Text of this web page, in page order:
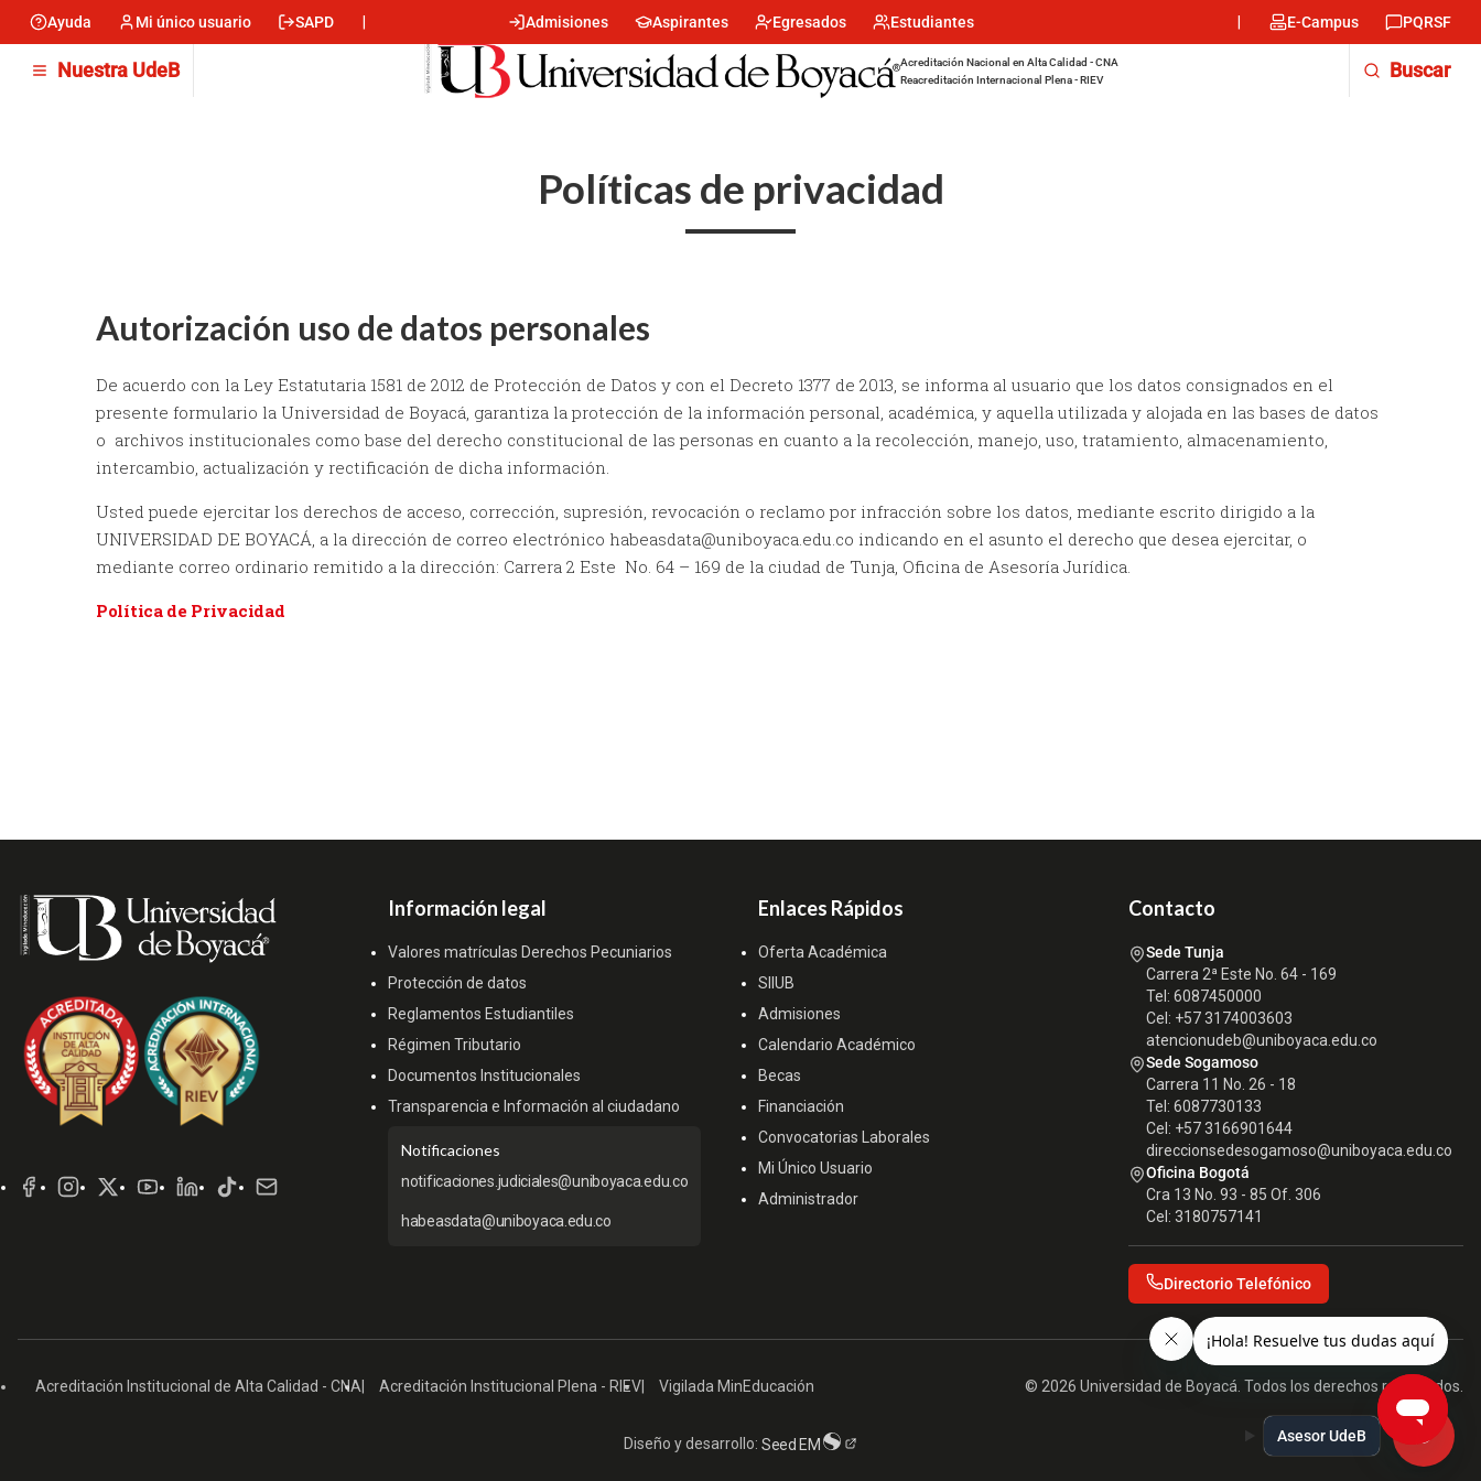
contenido
principal
Menu
Ayuda Mi único usuario SAPD
Menu
encabezado
-
Centro
Admisiones Aspirantes Egresados Estudiantes
Menu
encabezado
E-Campus PQRSF
Nuestra UdeB
Acreditación Nacional en Alta Calidad - CNA
Reacreditación Internacional Plena - RIEV
Buscar
Políticas de privacidad
Autorización uso de datos personales
De acuerdo con la Ley Estatutaria 1581 de 2012 de Protección de Datos y con el Decreto 1377 de 2013, se informa al usuario que los datos consignados en el
presente formulario la Universidad de Boyacá, garantiza la protección de la información personal, académica, y aquella utilizada y alojada en las bases de datos
o archivos institucionales como base del derecho constitucional de las personas en cuanto a la recolección, manejo, uso, tratamiento, almacenamiento,
intercambio, actualización y rectificación de dicha información.
Usted puede ejercitar los derechos de acceso, corrección, supresión, revocación o reclamo por infracción sobre los datos, mediante escrito dirigido a la
UNIVERSIDAD DE BOYACÁ, a la dirección de correo electrónico habeasdata@uniboyaca.edu.co indicando en el asunto el derecho que desea ejercitar, o
mediante correo ordinario remitido a la dirección: Carrera 2 Este No. 64 – 169 de la ciudad de Tunja, Oficina de Asesoría Jurídica.
Política de Privacidad
Sociales
Información legal
Valores matrículas Derechos Pecuniarios
Protección de datos
Reglamentos Estudiantiles
Régimen Tributario
Documentos Institucionales
Transparencia e Información al ciudadano
Notificaciones
notificaciones.judiciales@uniboyaca.edu.co
habeasdata@uniboyaca.edu.co
Enlaces Rápidos
Oferta Académica
SIIUB
Admisiones
Calendario Académico
Becas
Financiación
Convocatorias Laborales
Mi Único Usuario
Administrador
Contacto
Sede Tunja
Carrera 2ª Este No. 64 - 169
Tel: 6087450000
Cel: +57 3174003603
atencionudeb@uniboyaca.edu.co
Sede Sogamoso
Carrera 11 No. 26 - 18
Tel: 6087730133
Cel: +57 3166901644
direccionsedesogamoso@uniboyaca.edu.co
Oficina Bogotá
Cra 13 No. 93 - 85 Of. 306
Cel: 3180757141
Directorio Telefónico
Acreditación Institucional de Alta Calidad - CNA Acreditación Institucional Plena - RIEV Vigilada MinEducación © 2026 Universidad de Boyacá. Todos los derechos reservados.
Diseño y desarrollo: Seed EM Asesor UdeB